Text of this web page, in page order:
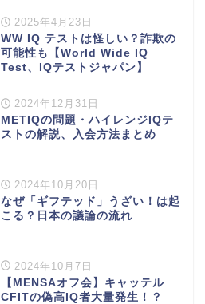
2025年4月23日
WW IQ テストは怪しい？詐欺の
可能性も【World Wide IQ
Test、IQテストジャパン】
2024年12月31日
METIQの問題・ハイレンジIQテ
ストの解説、入会方法まとめ
2024年10月20日
なぜ「ギフテッド」うざい！は起
こる？日本の議論の流れ
2024年10月7日
【MENSAオフ会】キャッテル
CFITの偽高IQ者大量発生！？